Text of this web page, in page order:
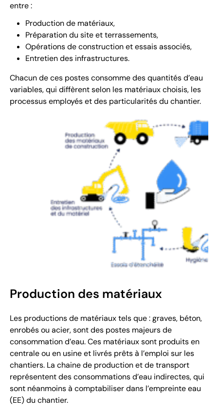
entre :
Production de matériaux,
Préparation du site et terrassements,
Opérations de construction et essais associés,
Entretien des infrastructures.
Chacun de ces postes consomme des quantités d’eau
variables, qui diffèrent selon les matériaux choisis, les
processus employés et des particularités du chantier.
Production des matériaux
Les productions de matériaux tels que : graves, béton,
enrobés ou acier, sont des postes majeurs de
consommation d’eau. Ces matériaux sont produits en
centrale ou en usine et livrés prêts à l’emploi sur les
chantiers. La chaine de production et de transport
représentent des consommations d’eau indirectes, qui
sont néanmoins à comptabiliser dans l’empreinte eau
(EE) du chantier.